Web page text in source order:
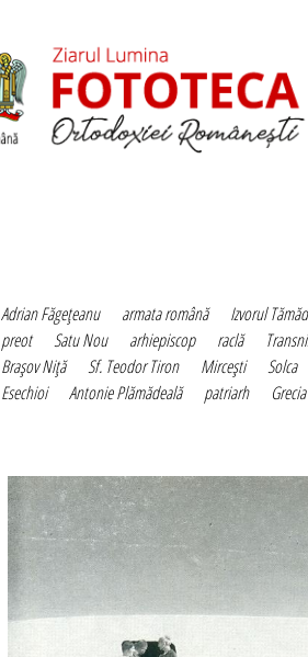
Adrian Făgeţeanu armata română Izvorul
preot
Satu Nou arhiepiscop raclă
Braşov Niţă
Sf. Teodor Tiron Mirceşti Solca
Esechioi
Antonie Plămădeală patriarh Grecia